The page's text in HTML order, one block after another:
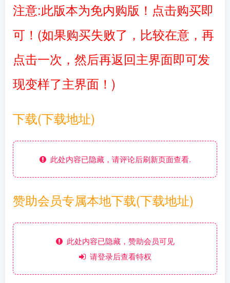
注意:此版本为免内购版！点击购买即
可！(如果购买失败了，比较在意，再
点击一次，然后再返回主界面即可发
现变样了主界面！)
下载(下载地址)
此处内容已隐藏，请评论后刷新页面查看.
赞助会员专属本地下载(下载地址)
此处内容已隐藏，赞助会员可见
请登录后查看特权